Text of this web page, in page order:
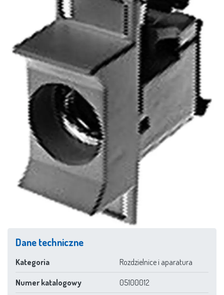
Dane techniczne
Kategoria Rozdzielnice i aparatura
Numer katalogowy 05100012